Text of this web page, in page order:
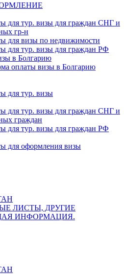
для тур. визы для граждан СНГ и
гр-н
для визы по недвижимости
для тур. визы для граждан РФ
в Болгарию
оплаты визы в Болгарию
для тур. визы
для тур. визы для граждан СНГ и
граждан
для тур. визы для граждан РФ
для оформления визы
ЛИСТЫ, ДРУГИЕ
ИНФОРМАЦИЯ.